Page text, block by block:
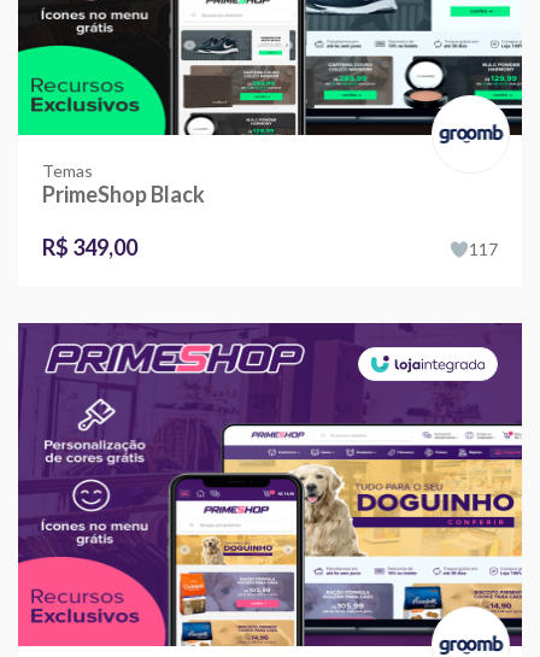
Temas
PrimeShop Black
R$ 349,00
117